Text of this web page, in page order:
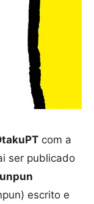
com a
ser publicado
escrito e